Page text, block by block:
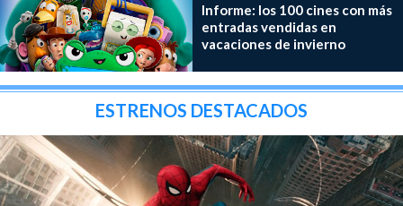
Informe: los 100 cines con más
entradas vendidas en
vacaciones de invierno
ESTRENOS DESTACADOS